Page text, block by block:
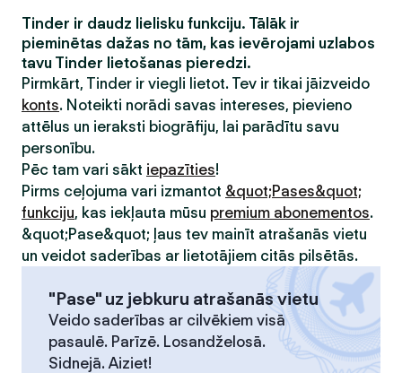
Tinder ir daudz lielisku funkciju. Tālāk ir
pieminētas dažas no tām, kas ievērojami uzlabos
tavu Tinder lietošanas pieredzi.
Pirmkārt, Tinder ir viegli lietot. Tev ir tikai jāizveido
konts. Noteikti norādi savas intereses, pievieno
attēlus un ieraksti biogrāfiju, lai parādītu savu
personību.
Pēc tam vari sākt iepazīties!
Pirms ceļojuma vari izmantot &quot;Pases&quot;
funkciju, kas iekļauta mūsu premium abonementos.
&quot;Pase&quot; ļaus tev mainīt atrašanās vietu
un veidot saderības ar lietotājiem citās pilsētās.
"Pase" uz jebkuru atrašanās vietu
Veido saderības ar cilvēkiem visā
pasaulē. Parīzē. Losandželosā.
Sidnejā. Aiziet!